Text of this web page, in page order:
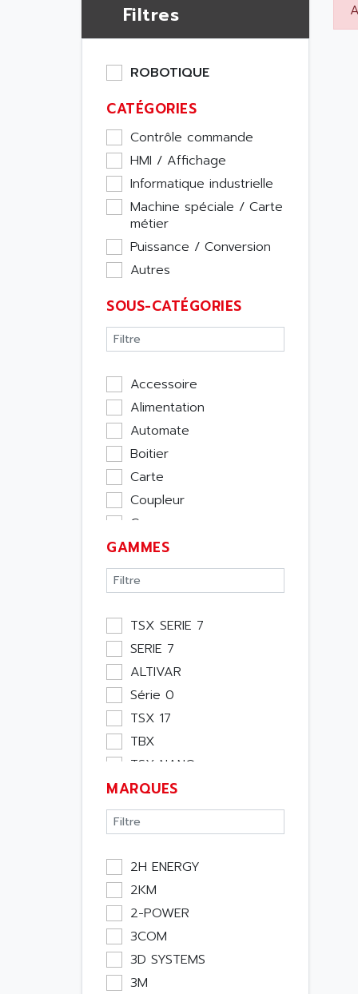
Filtres
ROBOTIQUE
CATÉGORIES
Contrôle commande
HMI / Affichage
Informatique industrielle
Machine spéciale / Carte
métier
Puissance / Conversion
Autres
SOUS-CATÉGORIES
Accessoire
Alimentation
Automate
Boitier
Carte
Coupleur
Cpu
Ecran
Entrée / Sortie
Memoire
Module Métier
Moteur
Pupitre Opérateur
Rack
Etude
Software
Variateur
Actif
Consommable
Energie
Optoélectronique
Passif
Bureau
Emballage
Informatique
GAMMES
TSX SERIE 7
SERIE 7
ALTIVAR
Série 0
TSX 17
TBX
TSX NANO
TSX PREMIUM
ASI
APRIL 5000
XUD
TSX MICRO
MAGELIS
TCCX
CCX17
TELEFAST
MARQUES
2H ENERGY
2KM
2-POWER
3COM
3D SYSTEMS
3M